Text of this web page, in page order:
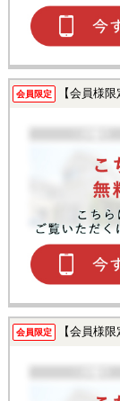
会員限定 【会員様
会員限定 【会員様